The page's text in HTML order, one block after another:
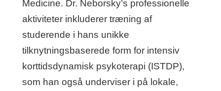
Medicine. Dr. Neborsky’s professionelle
aktiviteter inkluderer træning af
studerende i hans unikke
tilknytningsbaserede form for intensiv
korttidsdynamisk psykoterapi (ISTDP),
som han også underviser i på lokale,